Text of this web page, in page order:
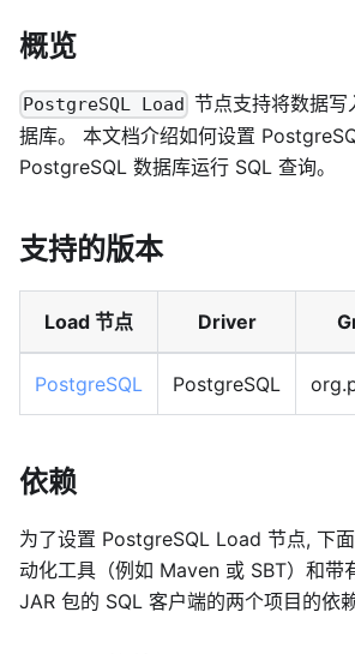
概览
PostgreSQL Load 节点支持将数据
据库。 本文档介绍如何设置
PostgreSQL 数据库运行 SQL 查询。
支持的版本
Load 节点 Driver
PostgreSQL PostgreSQL
依赖
为了设置 PostgreSQL Load 节点, 下
动化工具（例如 Maven 或 SBT）和
JAR 包的 SQL 客户端的两个项目的依